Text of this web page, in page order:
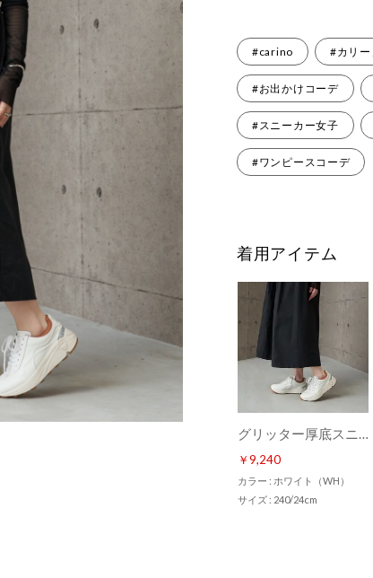
#carino #カリー
#お出かけコーデ
#スニーカー女子
#ワンピースコーデ
着用アイテム
グリッター厚底スニーカー （ホワイト）
￥9,240
カラー : ホワイト（WH）
サイズ : 240/24cm